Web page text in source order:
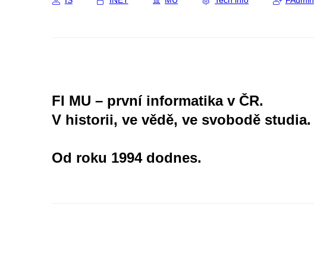
FI MU – první informatika v ČR.
V historii, ve vědě, ve svobodě studia.
Od roku 1994 dodnes.